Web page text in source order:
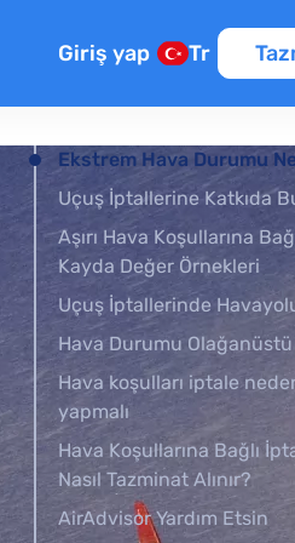
Giriş yap Tr
Ekstrem Hava Durumu
Uçuş İptallerine Katkıda
Aşırı Hava Koşullarına
Kayda Değer Örnekleri
Uçuş İptallerinde
Hava Durumu
Hava koşulları iptale
yapmalı
Hava Koşullarına Bağlı
Nasıl Tazminat Alınır?
AirAdvisor Yardım Etsin